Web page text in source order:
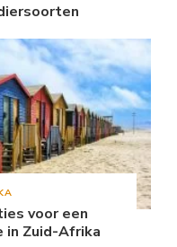
voor een
in Zuid-Afrika